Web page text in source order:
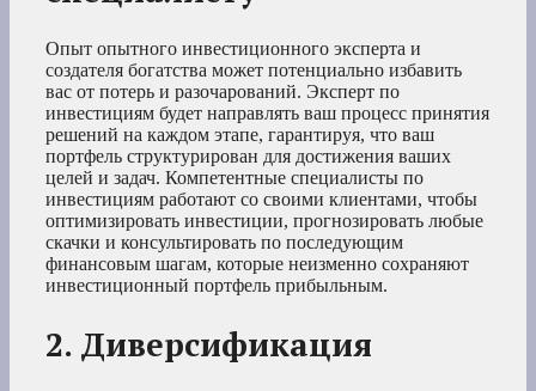
Опыт опытного инвестиционного эксперта и
создателя богатства может потенциально избавить
вас от потерь и разочарований. Эксперт по
инвестициям будет направлять ваш процесс принятия
решений на каждом этапе, гарантируя, что ваш
портфель структурирован для достижения ваших
целей и задач. Компетентные специалисты по
инвестициям работают со своими клиентами, чтобы
оптимизировать инвестиции, прогнозировать любые
скачки и консультировать по последующим
финансовым шагам, которые неизменно сохраняют
инвестиционный портфель прибыльным.
2. Диверсификация